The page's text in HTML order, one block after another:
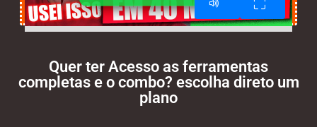
EU QUERO MONETIZAR USANDO AUTOMAÇÕES
Quer ter Acesso as ferramentas
completas e o combo? escolha direto um
plano